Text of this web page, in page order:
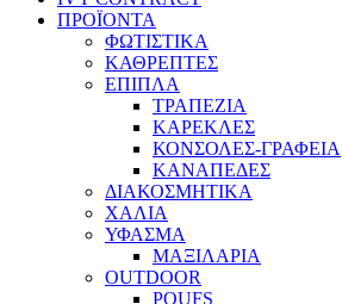
ΠΡΟΪΟΝΤΑ
ΦΩΤΙΣΤΙΚΑ
ΚΑΘΡΕΠΤΕΣ
ΕΠΙΠΛΑ
ΤΡΑΠΕΖΙΑ
ΚΑΡΕΚΛΕΣ
ΚΟΝΣΟΛΕΣ-ΓΡΑΦΕΙΑ
ΚΑΝΑΠΕΔΕΣ
ΔΙΑΚΟΣΜΗΤΙΚΑ
ΧΑΛΙΑ
ΥΦΑΣΜΑ
ΜΑΞΙΛΑΡΙΑ
OUTDOOR
POUFS